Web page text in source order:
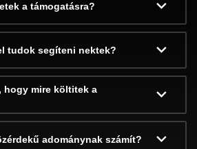
a támogatásra?
tudok segíteni nektek?
hogy mire költitek a
adománynak számít?